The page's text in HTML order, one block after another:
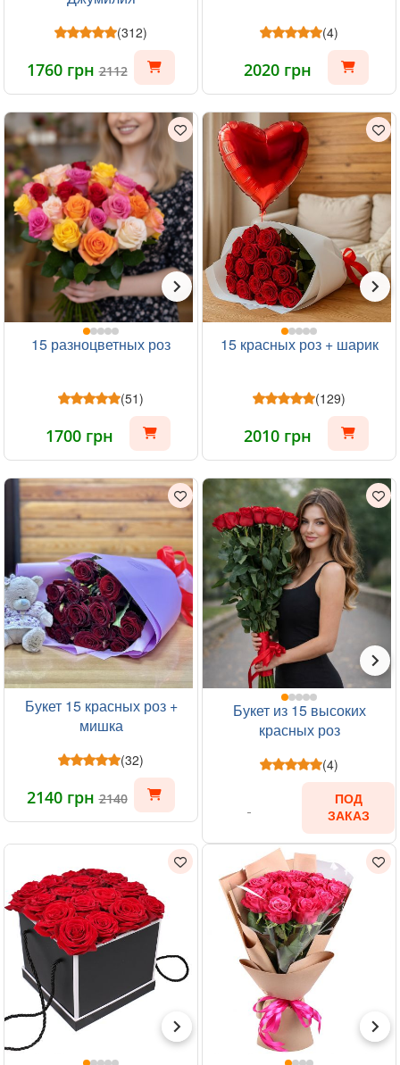
(312)
1760 грн2112
(4)
2020 грн
15 разноцветных роз
(51)
1700 грн
15 красных роз + шарик
(129)
2010 грн
Букет 15 красных роз +
мишка
(32)
2140 грн2140
Букет из 15 высоких
красных роз
(4)
ПОД
ЗАКАЗ